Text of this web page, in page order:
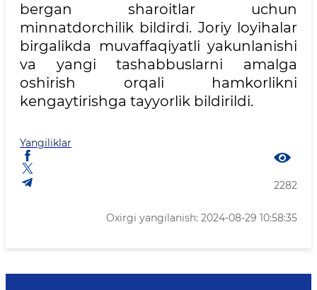
bergan sharoitlar uchun
minnatdorchilik bildirdi. Joriy loyihalar
birgalikda muvaffaqiyatli yakunlanishi
va yangi tashabbuslarni amalga
oshirish orqali hamkorlikni
kengaytirishga tayyorlik bildirildi.
Yangiliklar
2282
Oxirgi yangilanish: 2024-08-29 10:58:35